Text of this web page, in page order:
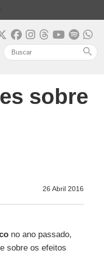
search
sobre
26 Abril 2016
no ano passado,
sobre os efeitos